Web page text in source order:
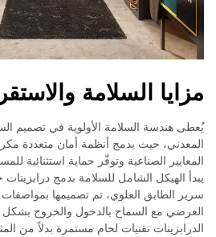
مزايا السلامة
يُعطى هندسة السلامة الأولوية في تصميم
المعدني، حيث يدمج أنظمة أمان متعددة
المعايير الصناعية وتوفّر حماية استثنائية
يبدأ الهيكل الشامل للسلامة بدمج
سرير الطابق العلوي، تم تصميمها بمواصفات
العرضي مع السماح بالدخول والخروج
الدرابزينات تقنيات لحام مستمرة بدلاً من